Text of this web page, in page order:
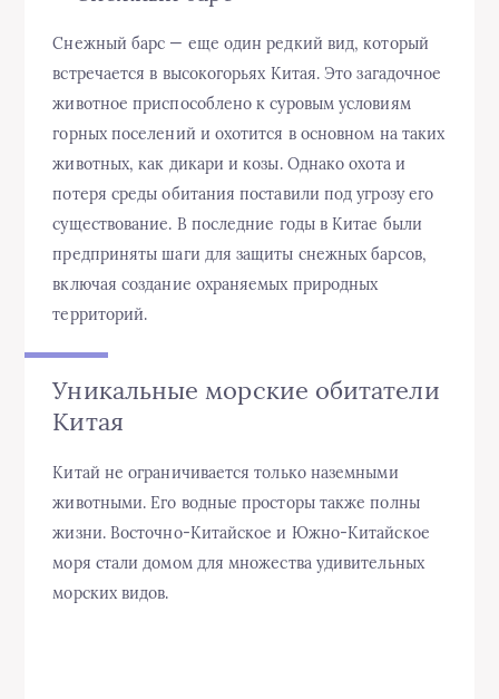
Снежный барс — еще один редкий вид, который
встречается в высокогорьях Китая. Это загадочное
животное приспособлено к суровым условиям
горных поселений и охотится в основном на таких
животных, как дикари и козы. Однако охота и
потеря среды обитания поставили под угрозу его
существование. В последние годы в Китае были
предприняты шаги для защиты снежных барсов,
включая создание охраняемых природных
территорий.
Уникальные морские обитатели
Китая
Китай не ограничивается только наземными
животными. Его водные просторы также полны
жизни. Восточно-Китайское и Южно-Китайское
моря стали домом для множества удивительных
морских видов.